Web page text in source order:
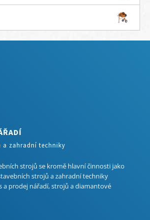
a zahradní techniky
strojů se kromě hlavní činnosti jako
strojů a zahradní techniky
a prodej nářadí, strojů a diamantové